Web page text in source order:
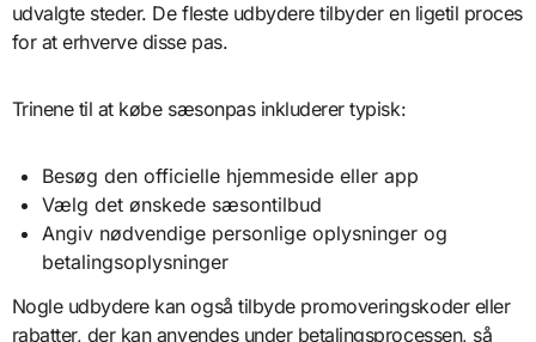
udvalgte steder. De fleste udbydere tilbyder en ligetil proces
for at erhverve disse pas.
Trinene til at købe sæsonpas inkluderer typisk:
Besøg den officielle hjemmeside eller app
Vælg det ønskede sæsontilbud
Angiv nødvendige personlige oplysninger og
betalingsoplysninger
Nogle udbydere kan også tilbyde promoveringskoder eller
rabatter, der kan anvendes under betalingsprocessen, så